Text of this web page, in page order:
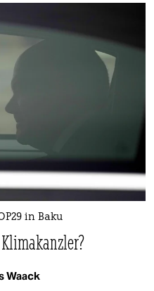
in Baku
Waack